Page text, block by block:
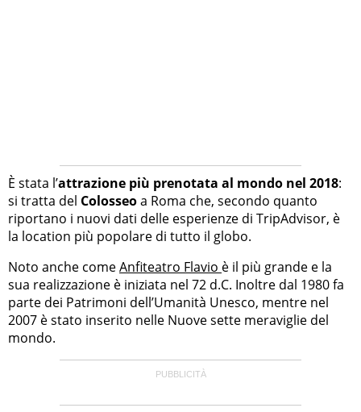
È stata l’attrazione più prenotata al mondo nel 2018:
si tratta del Colosseoa Roma che, secondo quanto
riportano i nuovi dati delle esperienze di TripAdvisor, è
la location più popolare di tutto il globo.
Noto anche comeAnfiteatro Flavio è il più grande e la
sua realizzazione è iniziata nel 72 d.C. Inoltre dal 1980 fa
parte dei Patrimoni dell’Umanità Unesco, mentre nel
2007 è stato inserito nelle Nuove sette meraviglie del
mondo.